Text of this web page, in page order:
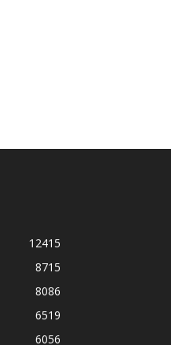
12415
8715
8086
6519
6056